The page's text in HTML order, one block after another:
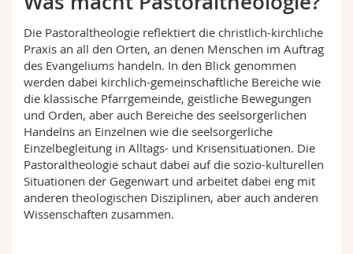
Campus
Forschung
Universität
Weiterbildung
Theologische Fak.
Rechtswissenschaftliche Fak.
Wirtschafts- und Sozialwissenschaftliche Fak.
Philosophische Fak.
Fak. für Erziehungs- und Bildungswissenschaften
Informationen für
Studieninteressierte
Studierende
Medien
Forschende
Ressourcen
Personenverzeichnis
Ortsplan
Bibliotheken
Die Pastoraltheologie reflektiert die christlich-kirchliche
Praxis an all den Orten, an denen Menschen im Auftrag
des Evangeliums handeln. In den Blick genommen
werden dabei kirchlich-gemeinschaftliche Bereiche wie
die klassische Pfarrgemeinde, geistliche Bewegungen
und Orden, aber auch Bereiche des seelsorgerlichen
Handelns an Einzelnen wie die seelsorgerliche
Einzelbegleitung in Alltags- und Krisensituationen. Die
Pastoraltheologie schaut dabei auf die sozio-kulturellen
Situationen der Gegenwart und arbeitet dabei eng mit
anderen theologischen Disziplinen, aber auch anderen
Wissenschaften zusammen.